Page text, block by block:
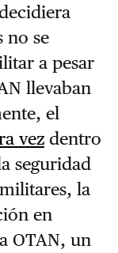
no se
a pesar
llevaban
el
vezdentro
seguridad
la
en
OTAN, un